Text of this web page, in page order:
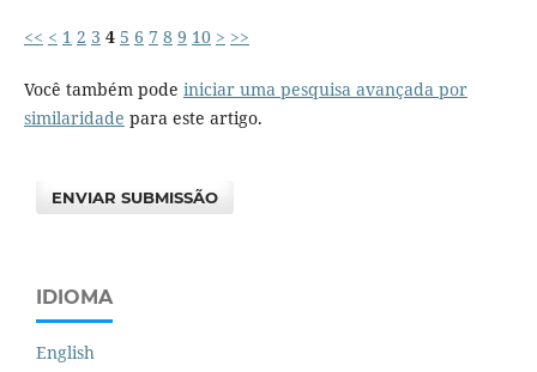
<< < 1 2 3 4 5 6 7 8 9 10 > >>
Você também pode iniciar uma pesquisa avançada por
similaridade para este artigo.
ENVIAR SUBMISSÃO
IDIOMA
English